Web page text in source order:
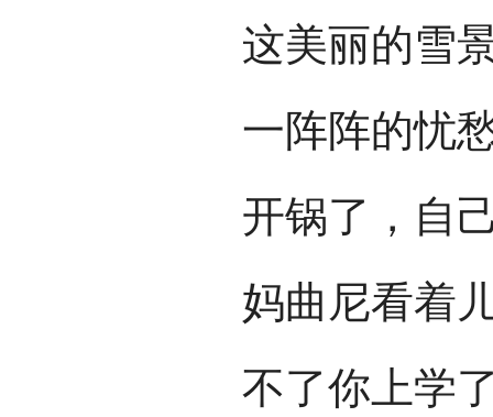
这美丽的雪
一阵阵的忧
开锅了，自
妈曲尼看着
不了你上学